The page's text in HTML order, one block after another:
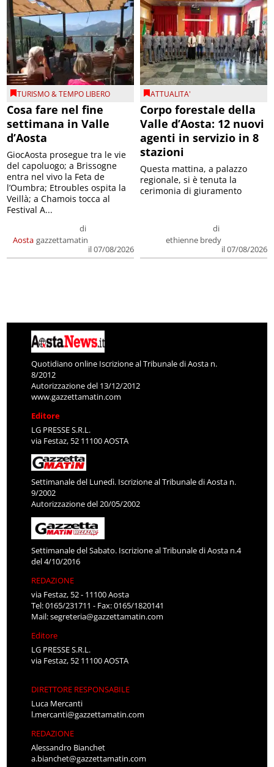
TURISMO & TEMPO LIBERO
Cosa fare nel fine
settimana in Valle
d’Aosta
Aosta
di
gazzettamatin
il 07/08/2026
GiocAosta prosegue tra le vie
del capoluogo; a Brissogne
entra nel vivo la Feta de
l’Oumbra; Etroubles ospita la
Veillà; a Chamois tocca al
Festival A...
ATTUALITA'
Corpo forestale della
Valle d’Aosta: 12 nuovi
agenti in servizio in 8
stazioni
di
ethienne bredy
il 07/08/2026
Questa mattina, a palazzo
regionale, si è tenuta la
cerimonia di giuramento
Quotidiano online Iscrizione al Tribunale di Aosta n.
8/2012
Autorizzazione del 13/12/2012
www.gazzettamatin.com
Editore
LG PRESSE S.R.L.
via Festaz, 52 11100 AOSTA
Settimanale del Lunedì. Iscrizione al Tribunale di Aosta n.
9/2002
Autorizzazione del 20/05/2002
Settimanale del Sabato. Iscrizione al Tribunale di Aosta n.4
del 4/10/2016
REDAZIONE
via Festaz, 52 - 11100 Aosta
Tel: 0165/231711 - Fax: 0165/1820141
Mail:segreteria@gazzettamatin.com
Editore
LG PRESSE S.R.L.
via Festaz, 52 11100 AOSTA
DIRETTORE RESPONSABILE
Luca Mercanti
l.mercanti@gazzettamatin.com
REDAZIONE
Alessandro Bianchet
a.bianchet@gazzettamatin.com